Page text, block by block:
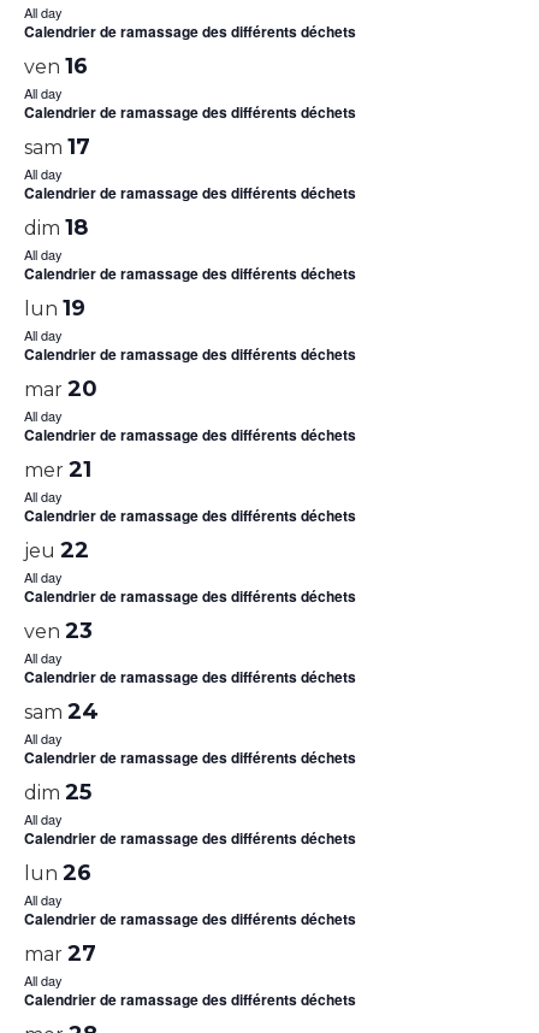
All day
Calendrier de ramassage des différents déchets
ven 16
All day
Calendrier de ramassage des différents déchets
sam 17
All day
Calendrier de ramassage des différents déchets
dim 18
All day
Calendrier de ramassage des différents déchets
lun 19
All day
Calendrier de ramassage des différents déchets
mar 20
All day
Calendrier de ramassage des différents déchets
mer 21
All day
Calendrier de ramassage des différents déchets
jeu 22
All day
Calendrier de ramassage des différents déchets
ven 23
All day
Calendrier de ramassage des différents déchets
sam 24
All day
Calendrier de ramassage des différents déchets
dim 25
All day
Calendrier de ramassage des différents déchets
lun 26
All day
Calendrier de ramassage des différents déchets
mar 27
All day
Calendrier de ramassage des différents déchets